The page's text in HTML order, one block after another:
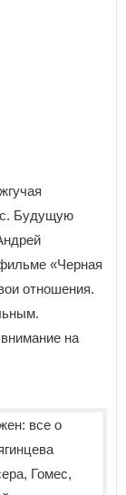
Будущую
«Черная
отношения.
на